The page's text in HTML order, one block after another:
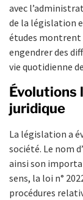
avec
de la législation
études montrent
engendrer des
vie quotidienne
Évolutions
juridique
La législation a
société. Le nom
ainsi son
sens, la loi n°
procédures